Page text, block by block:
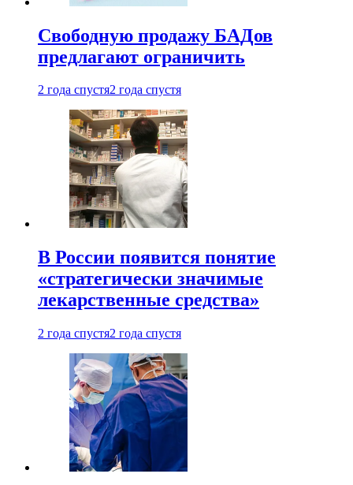
Свободную продажу БАДов
предлагают ограничить
2 года спустя2 года спустя
В России появится понятие
«стратегически значимые
лекарственные средства»
2 года спустя2 года спустя